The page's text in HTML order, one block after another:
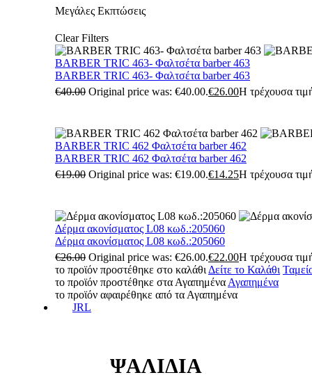
Μεγάλες Εκπτώσεις
Clear Filters
BARBER TRIC 463- Φαλτσέτα barber 463
BARBER TRIC 463- Φαλτσέτα barber 463
€40.00 Original price was: €40.00.€26.00Η τρέχουσα
BARBER TRIC 462 Φαλτσέτα barber 462
BARBER TRIC 462 Φαλτσέτα barber 462
€19.00 Original price was: €19.00.€14.25Η τρέχουσα
Δέρμα ακονίσματος L08 κωδ.:205060
Δέρμα ακονίσματος L08 κωδ.:205060
€26.00 Original price was: €26.00.€22.00Η τρέχουσα
το προϊόν προστέθηκε στο καλάθι Δείτε το Καλάθι
το προϊόν προστέθηκε στα Αγαπημένα Αγαπημένα
το προϊόν αφαιρέθηκε από τα Αγαπημένα
JRL
ΨΑΛΊΔΙΑ